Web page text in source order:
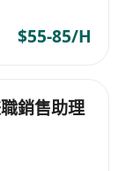
持開放態度；
；
佳
$55-85/H
銷售助理